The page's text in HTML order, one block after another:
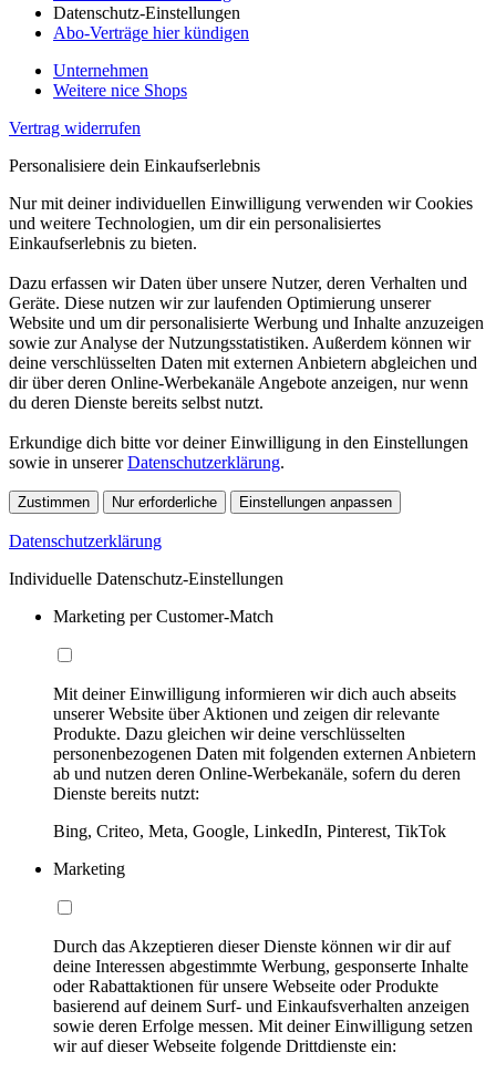
Datenschutz-Einstellungen
Abo-Verträge hier kündigen
Unternehmen
Weitere nice Shops
Vertrag widerrufen
Personalisiere dein Einkaufserlebnis
Nur mit deiner individuellen Einwilligung verwenden wir Cookies
und weitere Technologien, um dir ein personalisiertes
Einkaufserlebnis zu bieten.
Dazu erfassen wir Daten über unsere Nutzer, deren Verhalten und
Geräte. Diese nutzen wir zur laufenden Optimierung unserer
Website und um dir personalisierte Werbung und Inhalte anzuzeigen
sowie zur Analyse der Nutzungsstatistiken. Außerdem können wir
deine verschlüsselten Daten mit externen Anbietern abgleichen und
dir über deren Online-Werbekanäle Angebote anzeigen, nur wenn
du deren Dienste bereits selbst nutzt.
Erkundige dich bitte vor deiner Einwilligung in den Einstellungen
sowie in unsererDatenschutzerklärung.
Zustimmen Nur erforderliche Einstellungen anpassen
Datenschutzerklärung
Individuelle Datenschutz-Einstellungen
Marketing per Customer-Match
Mit deiner Einwilligung informieren wir dich auch abseits
unserer Website über Aktionen und zeigen dir relevante
Produkte. Dazu gleichen wir deine verschlüsselten
personenbezogenen Daten mit folgenden externen Anbietern
ab und nutzen deren Online-Werbekanäle, sofern du deren
Dienste bereits nutzt:
Bing, Criteo, Meta, Google, LinkedIn, Pinterest, TikTok
Marketing
Durch das Akzeptieren dieser Dienste können wir dir auf
deine Interessen abgestimmte Werbung, gesponserte Inhalte
oder Rabattaktionen für unsere Webseite oder Produkte
basierend auf deinem Surf- und Einkaufsverhalten anzeigen
sowie deren Erfolge messen. Mit deiner Einwilligung setzen
wir auf dieser Webseite folgende Drittdienste ein: